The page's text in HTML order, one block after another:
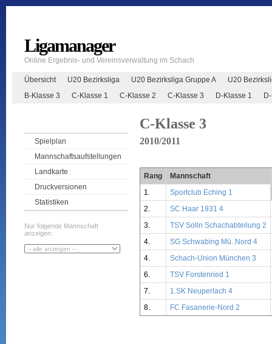
Ligamanager
Online Ergebnis- und Vereinsverwaltung im Schach
Übersicht U20 Bezirksliga U20 Bezirksliga Gruppe A
U20
B-Klasse 3
C-Klasse 1 C-Klasse 2 C-Klasse 3 D-Klasse 1
Spielplan
Mannschaftsaufstellungen
Landkarte
Druckversionen
Statistiken
Nur folgende Mannschaft
anzeigen:
C-Klasse 3
2010/2011
Rang
Mannschaft
1.
Sportclub Eching 1
2.
SC Haar 1931 4
3.
TSV Solln Schachabteilung 2
4.
SG Schwabing Mü. Nord 4
4.
Schach-Union München 3
6.
TSV Forstenried 1
7.
1.SK Neuperlach 4
8.
FC Fasanerie-Nord 2